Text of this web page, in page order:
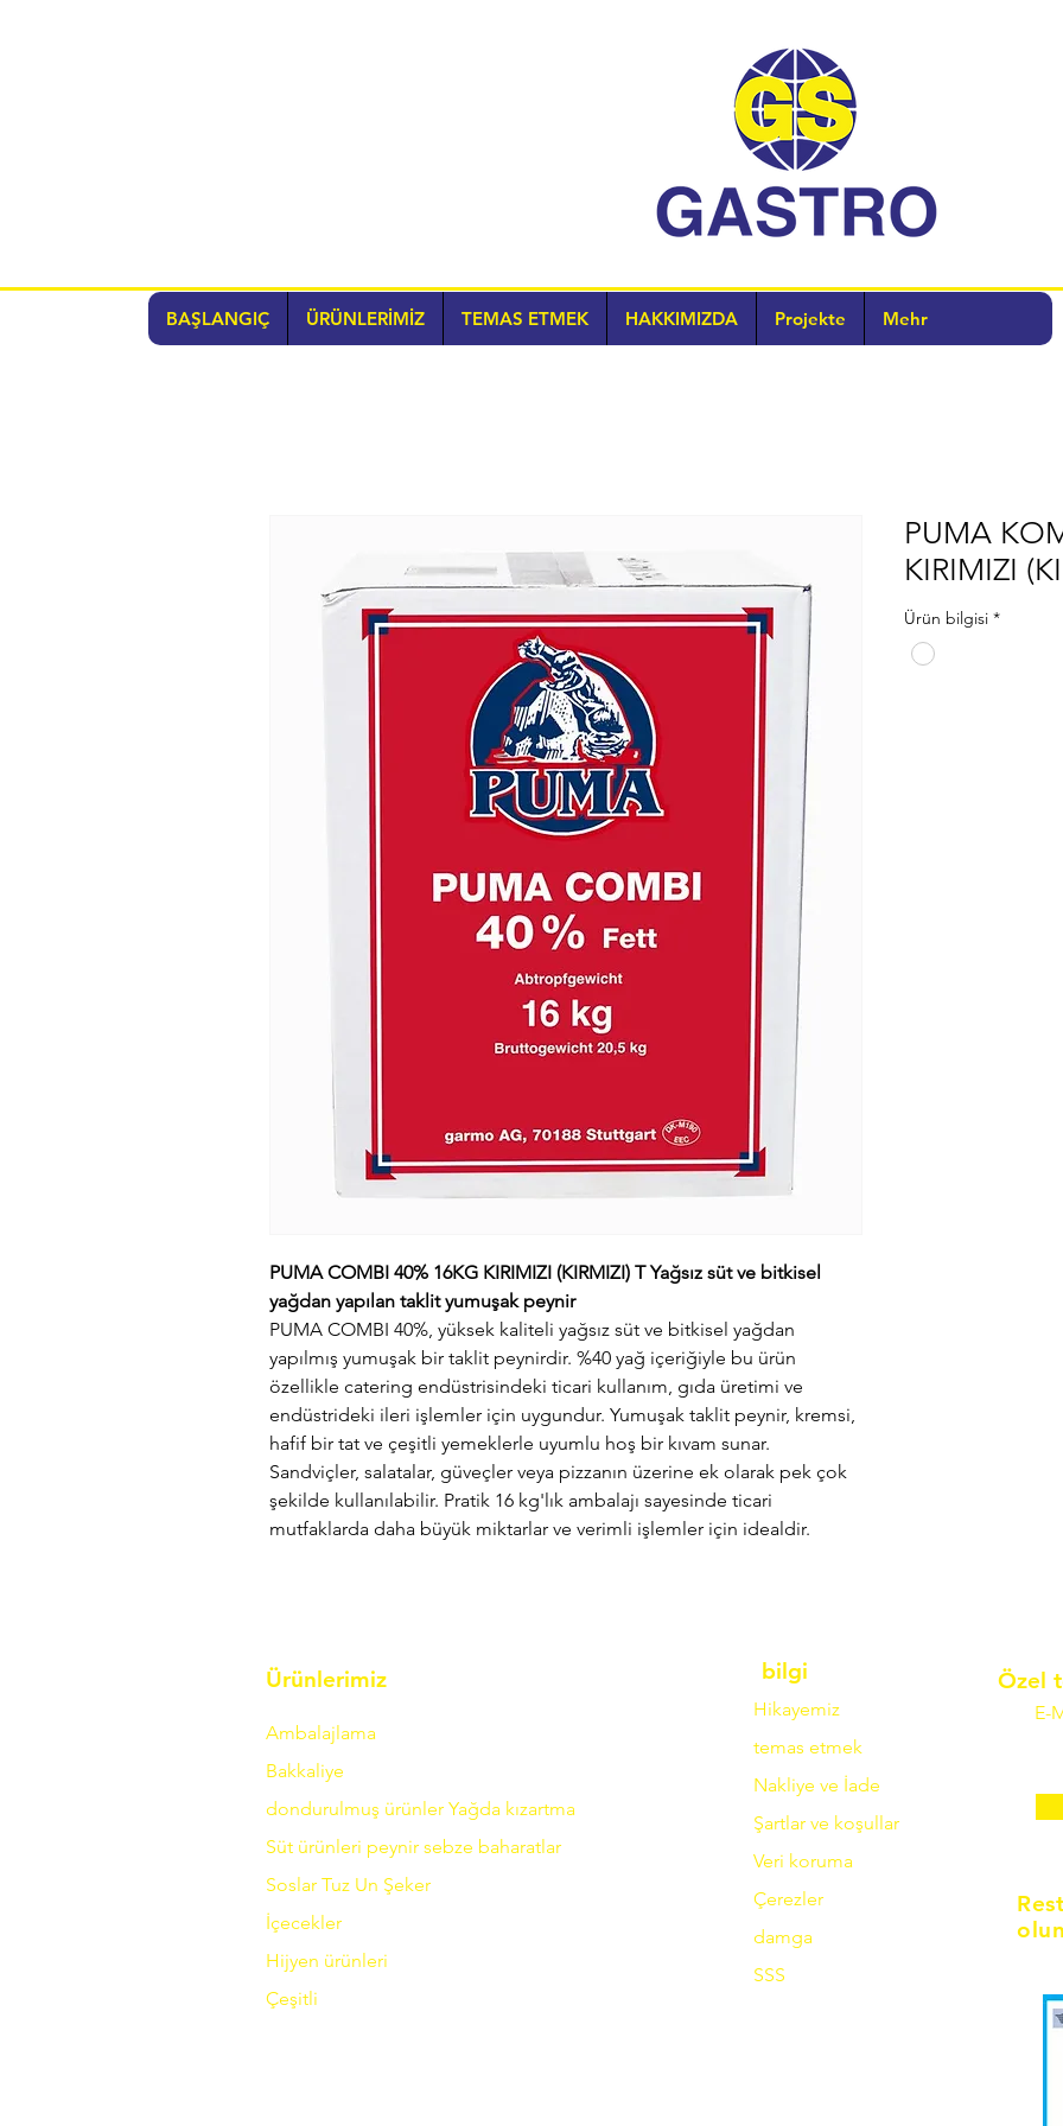
BAŞLANGIÇ ÜRÜNLERİMİZ TEMAS ETMEK HAKKIMIZDA Projekte Mehr
PUMA COMBI 40% 16KG KIRIMIZI (KIRMIZI) T Yağsız süt ve bitkisel
yağdan yapılan taklit yumuşak peynir
PUMA COMBI 40%, yüksek kaliteli yağsız süt ve bitkisel yağdan
yapılmış yumuşak bir taklit peynirdir. %40 yağ içeriğiyle bu ürün
özellikle catering endüstrisindeki ticari kullanım, gıda üretimi ve
endüstrideki ileri işlemler için uygundur. Yumuşak taklit peynir, kremsi,
hafif bir tat ve çeşitli yemeklerle uyumlu hoş bir kıvam sunar.
Sandviçler, salatalar, güveçler veya pizzanın üzerine ek olarak pek çok
şekilde kullanılabilir. Pratik 16 kg'lık ambalajı sayesinde ticari
mutfaklarda daha büyük miktarlar ve verimli işlemler için idealdir.
PUMA
KIRIMIZI
Ürün bilgisi *
Ürünlerimiz
Ambalajlama
Bakkaliye
dondurulmuş ürünler Yağda kızartma
Süt ürünleri peynir sebze baharatlar
Soslar Tuz Un Şeker
İçecekler
Hijyen ürünleri
Çeşitli
bilgi
Hikayemiz
temas etmek
Nakliye ve İade
Şartlar ve koşullar
Veri koruma
Çerezler
damga
SSS
Özel
E-